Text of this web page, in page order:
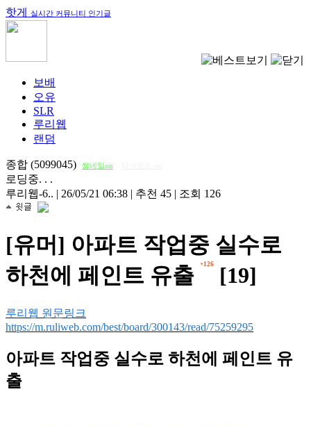
핫게 실시간 커뮤니티 인기글
보배
오유
SLR
루리웹
랜덤
종합 (5099045) 썸네일on
로딩중. . .
루리웹-6.. | 26/05/21 06:38 | 추천 45 | 조회 126
[유머] 아파트 작업중 실수로
하천에 페인트 유출
+126 [19]
루리웹 원문링크
https://m.ruliweb.com/best/board/300143/read/75259295
아파트 작업중 실수로 하천에 페인트 유
출